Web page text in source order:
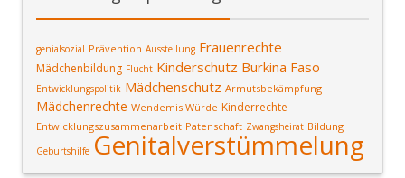
genialsozial Prävention Ausstellung Frauenrechte
Mädchenbildung Flucht Kinderschutz Burkina Faso
Entwicklungspolitik Mädchenschutz Armutsbekämpfung
Mädchenrechte Wendemis Würde Kinderrechte
Entwicklungszusammenarbeit Patenschaft Zwangsheirat Bildung
Geburtshilfe Genitalverstümmelung